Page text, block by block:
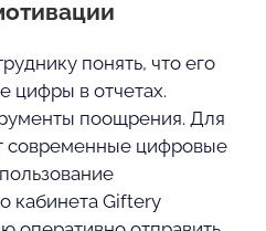
понять, что его
цифры в отчетах.
поощрения. Для
современные цифровые
кабинета Giftery